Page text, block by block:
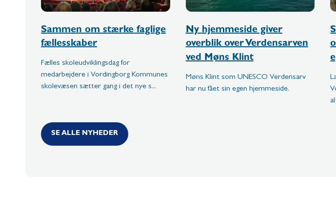
Sammen om stærke faglige
fællesskaber
Fælles skoleudviklingsdag for
medarbejdere i Vordingborg Kommunes
skolevæsen sætter gang i det nye s...
Ny hjemmeside giver
overblik over Verdensarven
ved Møns Klint
Møns Klint som UNESCO Verdensarv
har nu fået sin egen hjemmeside.
SE ALLE NYHEDER